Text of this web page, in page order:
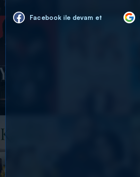
Facebook ile devam et